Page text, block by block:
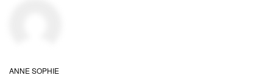
ANNE SOPHIE